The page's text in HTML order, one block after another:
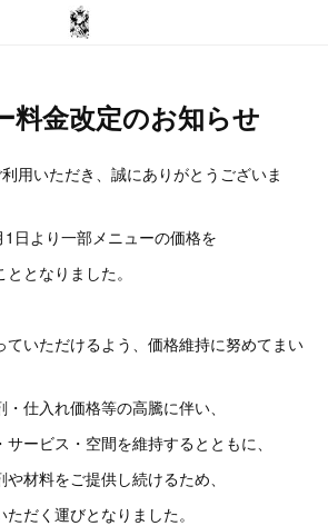
料金改定のお知らせ
用いただき、誠にありがとうございま
日より一部メニューの価格を
となりました。
ていただけるよう、価格維持に努めてまい
仕入れ価格等の高騰に伴い、
ービス・空間を維持するとともに、
材料をご提供し続けるため、
だく運びとなりました。